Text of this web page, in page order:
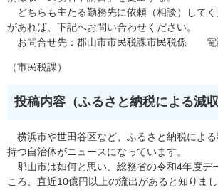
どちらも主たる勤務先に依頼（相談）して
があれば、下記へお問い合わせください。
お問合せ先：郡山市市民税課市民税係 電
（市民税課）
投稿内容（ふるさと納税による減収
横浜市や世田谷区など、ふるさと納税によ
持つ自治体がニュースになっています。
郡山市は如何と思い、総務省の令和4年度デ
ころ、直近10億円以上の流出があると知りま